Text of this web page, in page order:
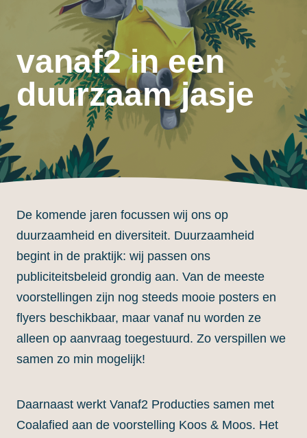
vanaf2 in een
duurzaam jasje
De komende jaren focussen wij ons op
duurzaamheid en diversiteit. Duurzaamheid
begint in de praktijk: wij passen ons
publiciteitsbeleid grondig aan. Van de meeste
voorstellingen zijn nog steeds mooie posters en
flyers beschikbaar, maar vanaf nu worden ze
alleen op aanvraag toegestuurd. Zo verspillen we
samen zo min mogelijk!
Daarnaast werkt Vanaf2 Producties samen met
Coalafied aan de voorstelling Koos & Moos. Het